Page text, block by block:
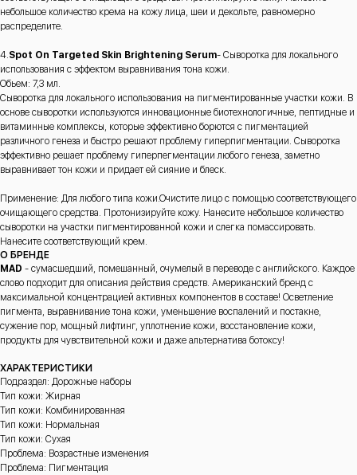
небольшое количество крема на кожу лица, шеи и декольте, равномерно
распределите.
4.Spot On Targeted Skin Brightening Serum- Сыворотка для локального
использования с эффектом выравнивания тона кожи.
Обьем: 7,3 мл.
Сыворотка для локального использования на пигментированные участки кожи. В
основе сыворотки используются инновационные биотехнологичные, пептидные и
витаминные комплексы, которые эффективно борются с пигментацией
различного генеза и быстро решают проблему гиперпигментации. Сыворотка
эффективно решает проблему гиперпегментации любого генеза, заметно
выравнивает тон кожи и придает ей сияние и блеск.
Применение: Для любого типа кожи.Очистите лицо с помощью соответствующего
очищающего средства. Протонизируйте кожу. Нанесите небольшое количество
сыворотки на участки пигментированной кожи и слегка помассировать.
Нанесите соответствующий крем.
О БРЕНДЕ
MAD - сумасшедший, помешанный, очумелый в переводе с английского. Каждое
слово подходит для описания действия средств. Американский бренд с
максимальной концентрацией активных компонентов в составе! Осветление
пигмента, выравнивание тона кожи, уменьшение воспалений и постакне,
сужение пор, мощный лифтинг, уплотнение кожи, восстановление кожи,
продукты для чувствительной кожи и даже альтернатива ботоксу!
ХАРАКТЕРИСТИКИ
Подраздел: Дорожные наборы
Тип кожи: Жирная
Тип кожи: Комбинированная
Тип кожи: Нормальная
Тип кожи: Сухая
Проблема: Возрастные изменения
Проблема: Пигментация